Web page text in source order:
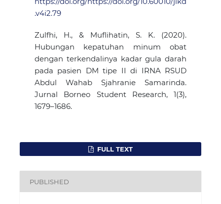
.v4i2.79
Zulfhi, H., & Muflihatin, S. K. (2020).
Hubungan kepatuhan minum obat
dengan terkendalinya kadar gula darah
pada pasien DM tipe II di IRNA RSUD
Abdul Wahab Sjahranie Samarinda.
Jurnal Borneo Student Research, 1(3),
1679–1686.
FULL TEXT
PUBLISHED